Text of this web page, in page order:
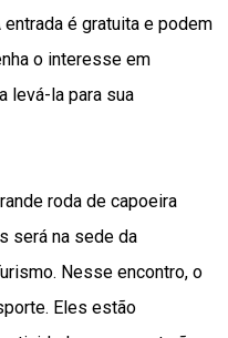
é gratuita e podem
o interesse em
levá-la para sua
roda de capoeira
será na sede da
Nesse encontro, o
Eles estão